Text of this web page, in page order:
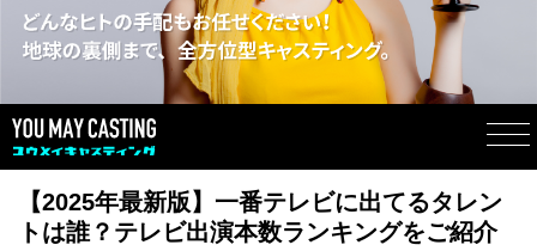
【2025年最新版】一番テレビに出てるタレン
トは誰？テレビ出演本数ランキングをご紹介